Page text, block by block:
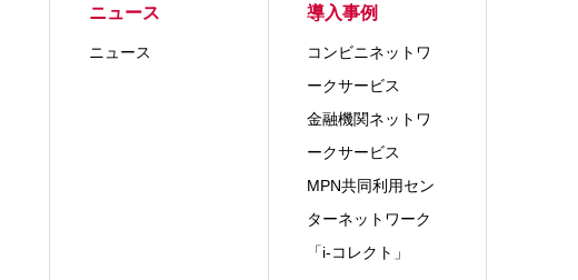
ニュース
ニュース
導入事例
コンビニネットワ
ークサービス
金融機関ネットワ
ークサービス
MPN共同利用セン
ターネットワーク
「i-コレクト」